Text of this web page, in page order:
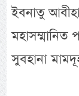
ইবনাতু
মহাসম্মানিত
সুবহানা